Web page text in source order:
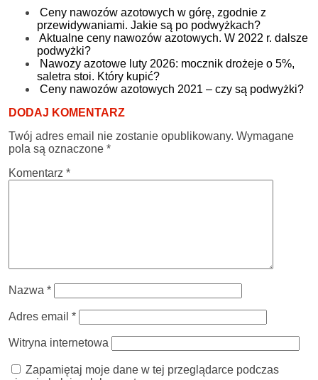
Ceny nawozów azotowych w górę, zgodnie z
przewidywaniami. Jakie są po podwyżkach?
Aktualne ceny nawozów azotowych. W 2022 r. dalsze
podwyżki?
Nawozy azotowe luty 2026: mocznik drożeje o 5%,
saletra stoi. Który kupić?
Ceny nawozów azotowych 2021 – czy są podwyżki?
DODAJ KOMENTARZ
Twój adres email nie zostanie opublikowany. Wymagane
pola są oznaczone *
Komentarz *
Nazwa *
Adres email *
Witryna internetowa
Zapamiętaj moje dane w tej przeglądarce podczas